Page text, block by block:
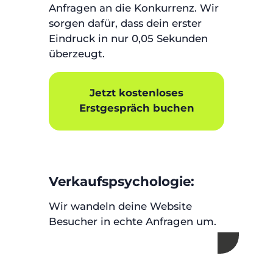
Anfragen an die Konkurrenz. Wir
sorgen dafür, dass dein erster
Eindruck in nur 0,05 Sekunden
überzeugt.
Jetzt kostenloses
Erstgespräch buchen
Verkaufspsychologie:
Wir wandeln deine Website
Besucher in echte Anfragen um.